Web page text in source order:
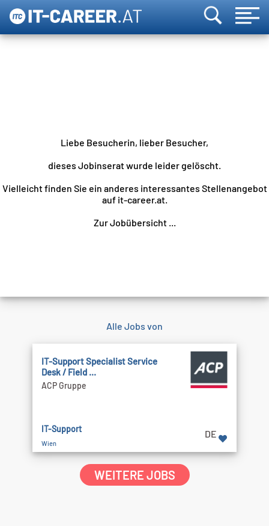
Liebe Besucherin, lieber Besucher,
dieses Jobinserat wurde leider gelöscht.
Vielleicht finden Sie ein anderes interessantes Stellenangebot
auf it-career.at.
Zur Jobübersicht ...
Alle Jobs von
IT-Support Specialist Service
Desk / Field ...
ACP Gruppe
IT-Support
Wien
DE
WEITERE JOBS